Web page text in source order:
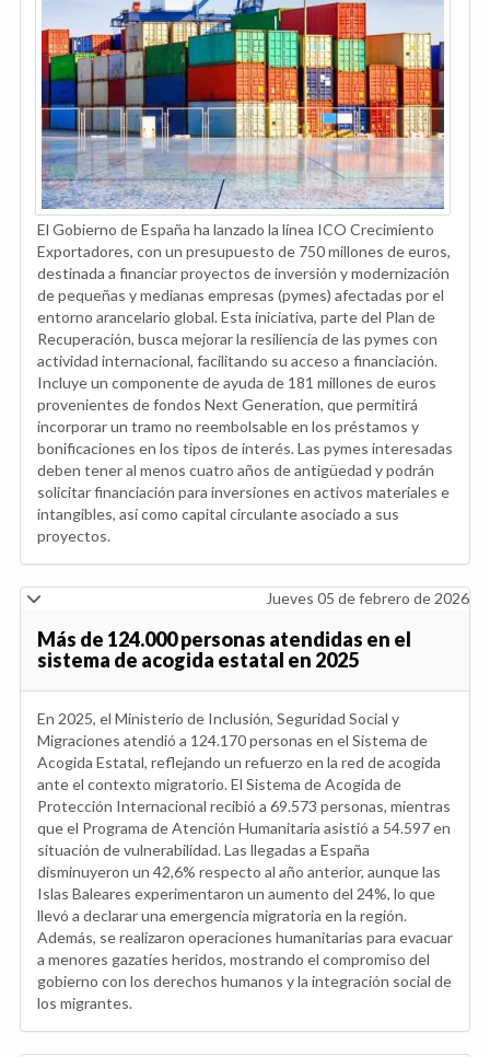
El Gobierno de España ha lanzado la línea ICO Crecimiento
Exportadores, con un presupuesto de 750 millones de euros,
destinada a financiar proyectos de inversión y modernización
de pequeñas y medianas empresas (pymes) afectadas por el
entorno arancelario global. Esta iniciativa, parte del Plan de
Recuperación, busca mejorar la resiliencia de las pymes con
actividad internacional, facilitando su acceso a financiación.
Incluye un componente de ayuda de 181 millones de euros
provenientes de fondos Next Generation, que permitirá
incorporar un tramo no reembolsable en los préstamos y
bonificaciones en los tipos de interés. Las pymes interesadas
deben tener al menos cuatro años de antigüedad y podrán
solicitar financiación para inversiones en activos materiales e
intangibles, así como capital circulante asociado a sus
proyectos.
Jueves 05 de febrero de 2026
Más de 124.000 personas atendidas en el
sistema de acogida estatal en 2025
En 2025, el Ministerio de Inclusión, Seguridad Social y
Migraciones atendió a 124.170 personas en el Sistema de
Acogida Estatal, reflejando un refuerzo en la red de acogida
ante el contexto migratorio. El Sistema de Acogida de
Protección Internacional recibió a 69.573 personas, mientras
que el Programa de Atención Humanitaria asistió a 54.597 en
situación de vulnerabilidad. Las llegadas a España
disminuyeron un 42,6% respecto al año anterior, aunque las
Islas Baleares experimentaron un aumento del 24%, lo que
llevó a declarar una emergencia migratoria en la región.
Además, se realizaron operaciones humanitarias para evacuar
a menores gazatíes heridos, mostrando el compromiso del
gobierno con los derechos humanos y la integración social de
los migrantes.